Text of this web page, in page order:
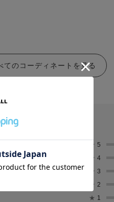
てのコーディネートを見る
0.0
件数：0 件
★ 5
★ 4
★ 3
★ 2
★ 1